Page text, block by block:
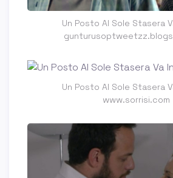
Un Posto Al Sole Stasera
Un Posto Al Sole Stasera
www.sorrisi.com